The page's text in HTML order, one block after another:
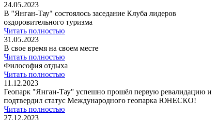
24.05.2023
В "Янган-Тау" состоялось заседание Клуба лидеров
оздоровительного туризма
Читать полностью
31.05.2023
В свое время на своем месте
Читать полностью
Философия отдыха
Читать полностью
11.12.2023
Геопарк "Янган-Тау" успешно прошёл первую ревалидацию и
подтвердил статус Международного геопарка ЮНЕСКО!
Читать полностью
27.12.2023